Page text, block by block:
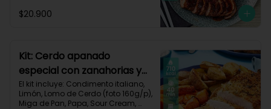
Cinnamon Paprika, Sour Cream,
Carbohidratos 59g | Grasas 19g |
Proteínas 36g
$20.900
Kit: Cerdo apanado
especial con zanahorias y
papas al horno-58
El kit incluye: Condimento italiano,
Limón, Lomo de Cerdo (foto 160g/p),
Miga de Pan, Papa, Sour Cream,